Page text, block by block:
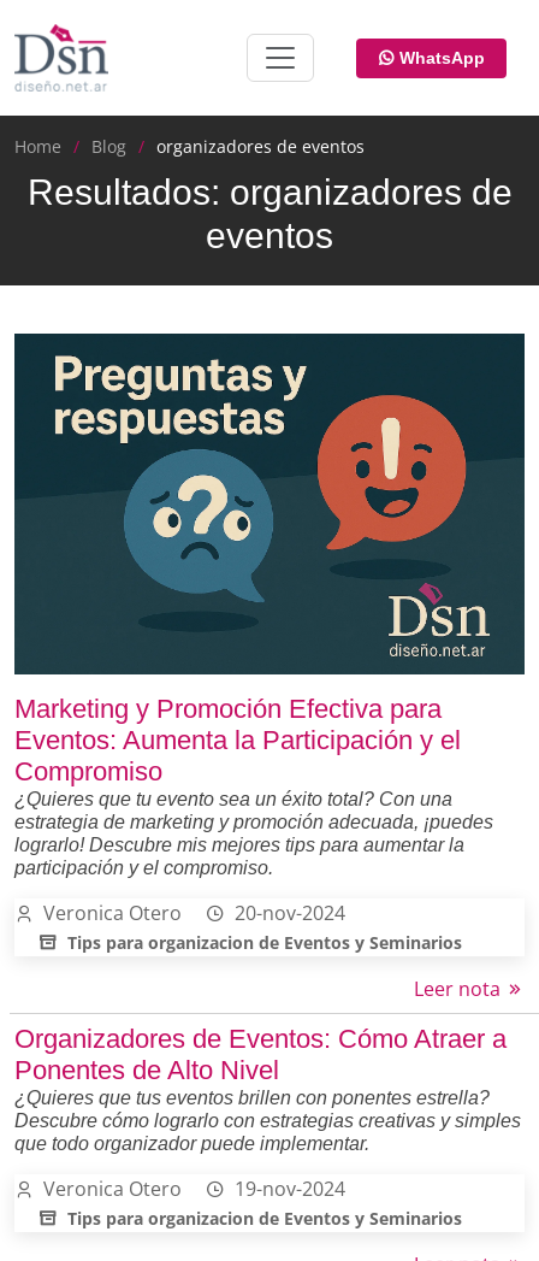
WhatsApp
Home Blog organizadores de eventos
Resultados: organizadores de
eventos
Marketing y Promoción Efectiva para
Eventos: Aumenta la Participación y el
Compromiso
¿Quieres que tu evento sea un éxito total? Con una
estrategia de marketing y promoción adecuada, ¡puedes
lograrlo! Descubre mis mejores tips para aumentar la
participación y el compromiso.
Veronica Otero 20-nov-2024
Tips para organizacion de Eventos y Seminarios
Leer nota
Organizadores de Eventos: Cómo Atraer a
Ponentes de Alto Nivel
¿Quieres que tus eventos brillen con ponentes estrella?
Descubre cómo lograrlo con estrategias creativas y simples
que todo organizador puede implementar.
Veronica Otero 19-nov-2024
Tips para organizacion de Eventos y Seminarios